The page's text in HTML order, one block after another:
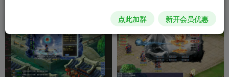
16
点此加群 新开会员优惠